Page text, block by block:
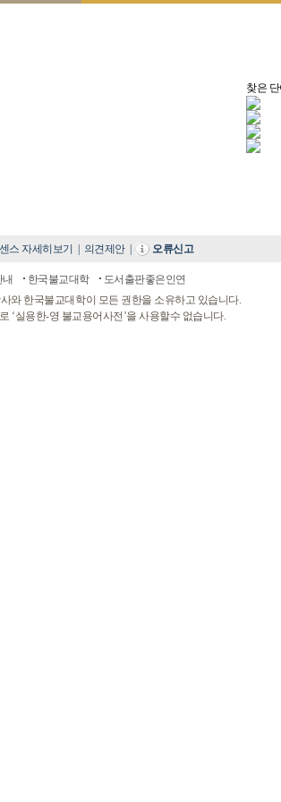
찾은
스 자세히보기 의견제안| 오류신고
내 한국불교대학
도서출판좋은인연
와 한국불교대학이 모든 권한을 소유하고 있습니다.
‘실용한-영 불교용어사전’을 사용할수 없습니다.